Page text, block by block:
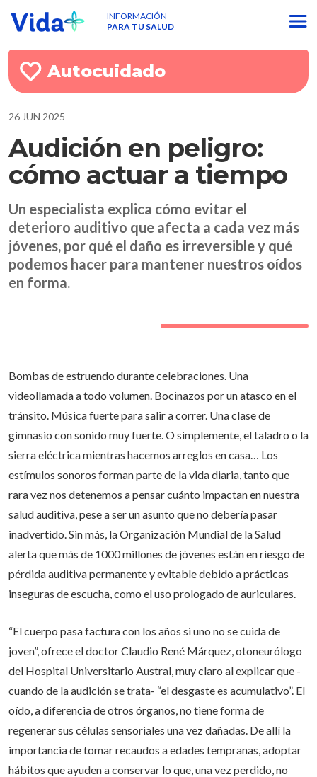
INFORMACIÓN
PARA TU SALUD
Autocuidado
26 JUN 2025
Audición en peligro:
cómo actuar a tiempo
Un especialista explica cómo evitar el
deterioro auditivo que afecta a cada vez más
jóvenes, por qué el daño es irreversible y qué
podemos hacer para mantener nuestros oídos
en forma.
Bombas de estruendo durante celebraciones. Una
videollamada a todo volumen. Bocinazos por un atasco en el
tránsito. Música fuerte para salir a correr. Una clase de
gimnasio con sonido muy fuerte. O simplemente, el taladro o la
sierra eléctrica mientras hacemos arreglos en casa… Los
estímulos sonoros forman parte de la vida diaria, tanto que
rara vez nos detenemos a pensar cuánto impactan en nuestra
salud auditiva, pese a ser un asunto que no debería pasar
inadvertido. Sin más, la Organización Mundial de la Salud
alerta que más de 1000 millones de jóvenes están en riesgo de
pérdida auditiva permanente y evitable debido a prácticas
inseguras de escucha, como el uso prologado de auriculares.
“El cuerpo pasa factura con los años si uno no se cuida de
joven”, ofrece el doctor Claudio René Márquez, otoneurólogo
del Hospital Universitario Austral, muy claro al explicar que -
cuando de la audición se trata- “el desgaste es acumulativo”. El
oído, a diferencia de otros órganos, no tiene forma de
regenerar sus células sensoriales una vez dañadas. De allí la
importancia de tomar recaudos a edades tempranas, adoptar
hábitos que ayuden a conservar lo que, una vez perdido, no